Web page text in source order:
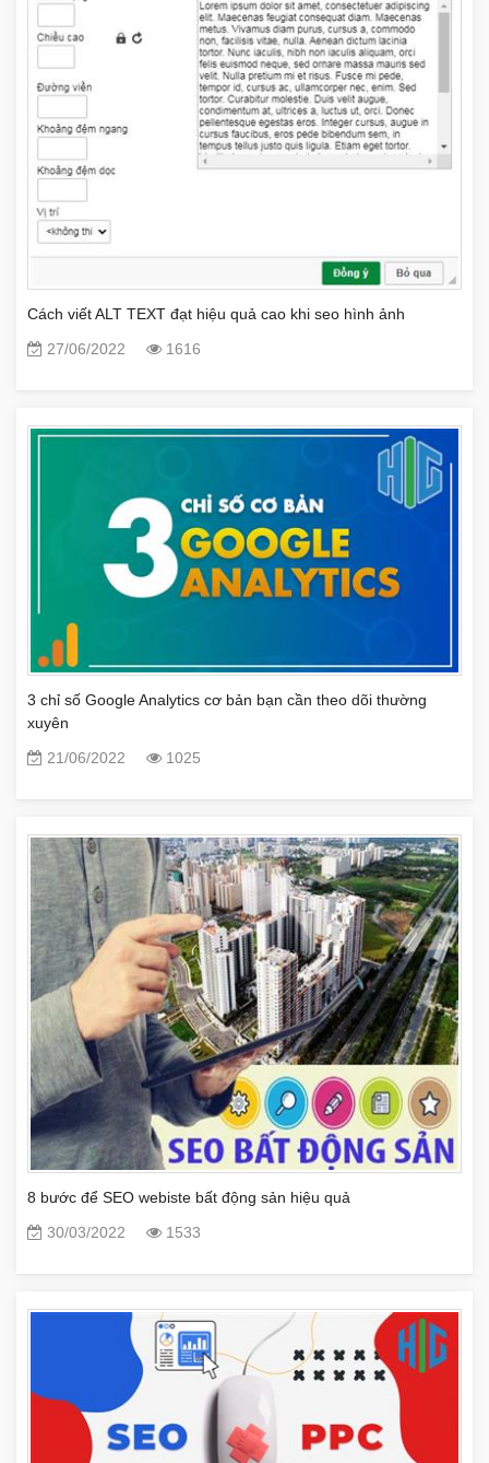
Cách viết ALT TEXT đạt hiệu quả cao khi seo hình ảnh
27/06/2022
1616
3 chỉ số Google Analytics cơ bản bạn cần theo dõi thường
xuyên
21/06/2022
1025
8 bước để SEO webiste bất động sản hiệu quả
30/03/2022
1533